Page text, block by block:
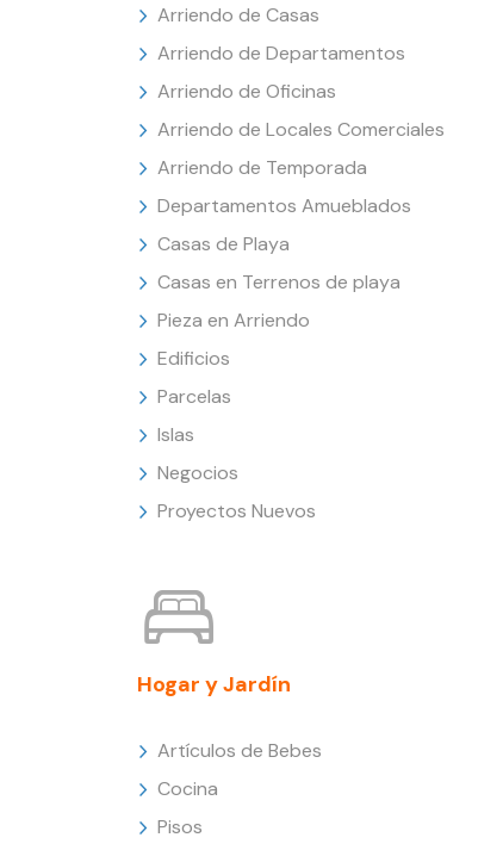
Arriendo de Casas
Arriendo de Departamentos
Arriendo de Oficinas
Arriendo de Locales Comerciales
Arriendo de Temporada
Departamentos Amueblados
Casas de Playa
Casas en Terrenos de playa
Pieza en Arriendo
Edificios
Parcelas
Islas
Negocios
Proyectos Nuevos
Hogar y Jardín
Artículos de Bebes
Cocina
Pisos